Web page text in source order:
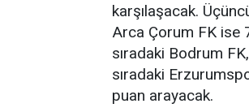
karşılaşacak.
Arca Çorum FK ise
sıradaki Bodrum
sıradaki
puan arayacak.